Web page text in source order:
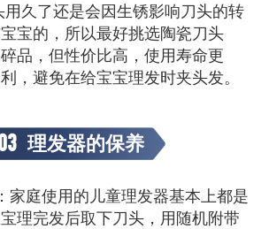
久了还是会因生锈影响刀头的转
宝的，所以最好挑选陶瓷刀头
品，但性价比高，使用寿命更
，避免在给宝宝理发时夹头发。
理发器的保养
家庭使用的儿童理发器基本上都是
理完发后取下刀头，用随机附带